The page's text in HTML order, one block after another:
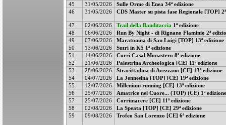
45
31/05/2026
Sulle Orme di Enea 34ª edizione
46
31/05/2026 CDS Master su pista fase Regionale [TOP]
47 02/06/2026 Trail della Banditaccia 1ª edizione
48
06/06/2026
Run By Night - di Rignano Flaminio 2ª
49
07/06/2026
Maratonina di San Luigi [TOP] 13ª edizione
50
13/06/2026
Sutri in K5 1ª edizione
51
14/06/2026
Corri Casal Monastero 8ª edizione
52
21/06/2026
Palestrina Archeologica [CE] 11ª edizione
53
28/06/2026
Stracittadina di Avezzano [CE] 13ª edizione
54
04/07/2026
La Jennesina [TOP] [CE] 19ª edizione
55
12/07/2026
Millenium running [CE] 13ª edizione
56
25/07/2026
Amatrice nel Cuore... (TOP) (CE) 1ª edizione
57
25/07/2026
Corrimacere [CE] 11ª edizione
58
02/08/2026
La Speata [TOP] [CE] 29ª edizione
59
09/08/2026 Trofeo San Lorenzo [CE] 6ª edizione